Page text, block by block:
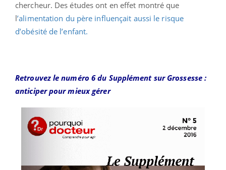
chercheur. Des études ont en effet montré que
l’alimentation du père influençait aussi le risque
d’obésité de l’enfant.
Retrouvez le numéro 6 du Supplément sur Grossesse :
anticiper pour mieux gérer